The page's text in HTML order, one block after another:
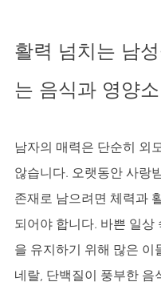
활력 넘치는 남
는 음식과 영양소
남자의 매력은 단순히 외
않습니다. 오랫동안 사랑
존재로 남으려면 체력과
되어야 합니다. 바쁜 일상
을 유지하기 위해 많은 이
네랄, 단백질이 풍부한 음